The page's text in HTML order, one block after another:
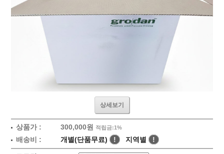
상세보기
상품가 : 300,000원 적립금:1%
배송비 : 개별(단품무료) ! 지역별 !